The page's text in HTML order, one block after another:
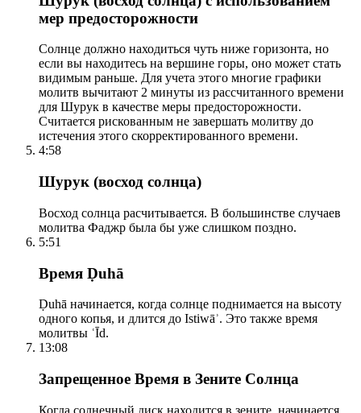
мер предосторожности
Солнце должно находиться чуть ниже горизонта, но
если вы находитесь на вершине горы, оно может стать
видимым раньше. Для учета этого многие графики
молитв вычитают 2 минуты из рассчитанного времени
для Шурук в качестве меры предосторожности.
Считается рискованным не завершать молитву до
истечения этого скорректированного времени.
4:58
Шурук (восход солнца)
Восход солнца расчитывается. В большинстве случаев
молитва Фаджр была бы уже слишком поздно.
5:51
Время Ḍuhā
Ḍuhā начинается, когда солнце поднимается на высоту
одного копья, и длится до Istiwāʾ. Это также время
молитвы ʿĪd.
13:08
Запрещенное Время в Зените Солнца
Когда солнечный диск находится в зените, начинается